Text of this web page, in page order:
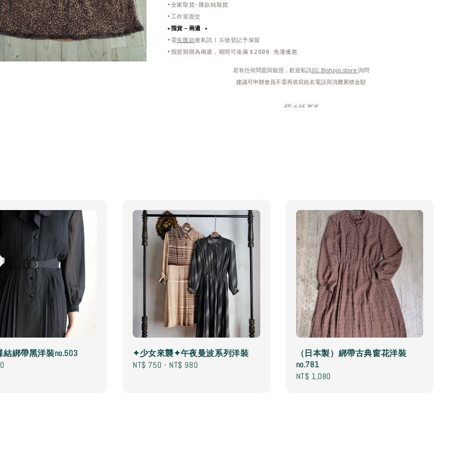
•全家取貨-匯款純取貨
•工作室面交
✦ 囤貨－兩週 ✦
•需先匯款後私訊ＩＧ做登記予保留
•囤貨期限為兩週，期間可湊滿＄2000 免運優惠
若有任何問題與疑惑，歡迎私訊IG: Bishojo.store 詢問
建議可申辦會員不需再填寫姓名電話與消費累積金額
𝒯ℋ𝒜𝒩𝒦 𝒴𝒪𝒰
結綁帶黑洋裝no.503
✦少女來襲✦午夜曼波系列洋裝
Regular
NT$ 750 - NT$ 980
（日本製）綁帶古典窗花洋裝
no.781
Regular
NT$ 1,080